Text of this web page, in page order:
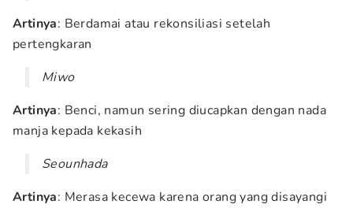
Artinya: Berdamai atau rekonsiliasi setelah
pertengkaran
Miwo
Artinya: Benci, namun sering diucapkan dengan nada
manja kepada kekasih
Seounhada
Artinya: Merasa kecewa karena orang yang disayangi